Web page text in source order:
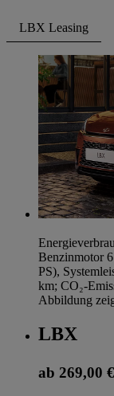
LBX Leasing
Benzinmotor
PS),
km; CO₂-
Abbildung
LBX
ab 269,00 €